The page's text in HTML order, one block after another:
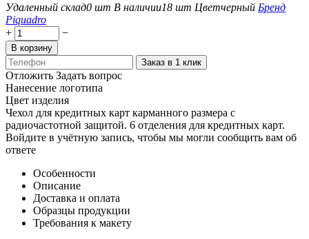
Удаленный склад0 шт В наличии18 шт Цветчерный Бренд
Piquadro
+
−
В корзину
Заказ в 1 клик
Отложить Задать вопрос
Нанесение логотипа
Цвет изделия
Чехол для кредитных карт карманного размера с
радиочастотной защитой. 6 отделения для кредитных карт.
Войдите в учётную запись, чтобы мы могли сообщить вам об
ответе
Особенности
Описание
Доставка и оплата
Образцы продукции
Требования к макету